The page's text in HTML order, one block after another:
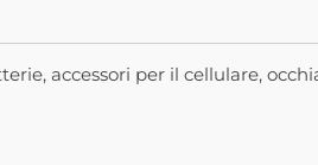
accessori per il cellulare,